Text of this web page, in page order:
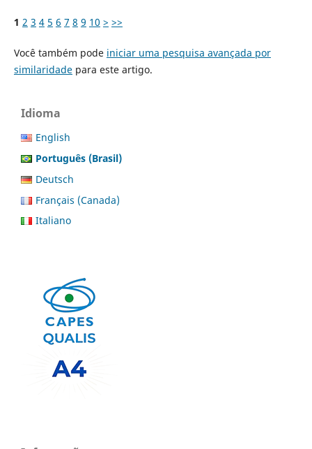
1 2 3 4 5 6 7 8 9 10 > >>
Você também pode iniciar uma pesquisa avançada por
similaridadepara este artigo.
Idioma
English
Português (Brasil)
Deutsch
Français (Canada)
Italiano